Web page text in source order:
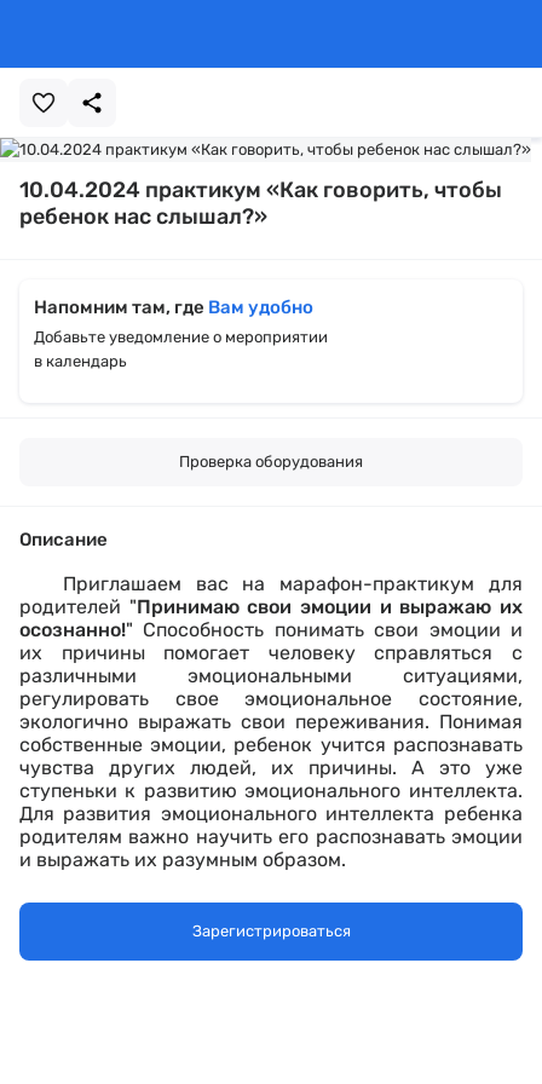
10.04.2024 практикум «Как говорить, чтобы
ребенок нас слышал?»
Напомним там, где Вам удобно
Добавьте уведомление о мероприятии
в календарь
Проверка оборудования
Описание
Приглашаем вас на марафон-практикум для
родителей "Принимаю свои эмоции и выражаю их
осознанно!" Способность понимать свои эмоции и
их причины помогает человеку справляться с
различными эмоциональными ситуациями,
регулировать свое эмоциональное состояние,
экологично выражать свои переживания. Понимая
собственные эмоции, ребенок учится распознавать
чувства других людей, их причины. А это уже
ступеньки к развитию эмоционального интеллекта.
Для развития эмоционального интеллекта ребенка
родителям важно научить его распознавать эмоции
и выражать их разумным образом.
На практикуме "Учусь понимать причины
эмоций своих и других людей"мы будем:
- прислушиваться к себе и учить этому
Зарегистрироваться